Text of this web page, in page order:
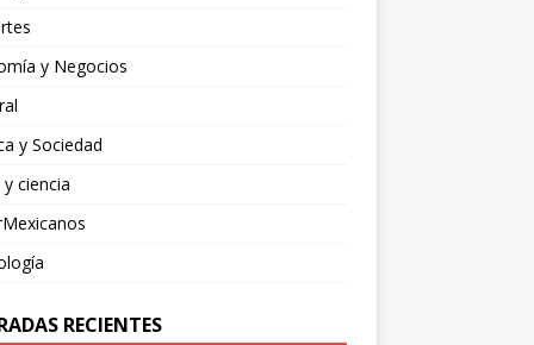
y Negocios
y Sociedad
y ciencia
RECIENTES